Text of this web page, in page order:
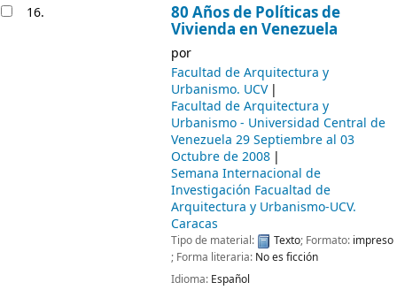
16. 80 Años de Políticas de
Vivienda en Venezuela
por
Facultad de Arquitectura y
Urbanismo. UCV
Facultad de Arquitectura y
Urbanismo - Universidad Central de
Venezuela 29 Septiembre al 03
Octubre de 2008
Semana Internacional de
Investigación Facualtad de
Arquitectura y Urbanismo-UCV.
Caracas
Tipo de material: Texto; Formato: impreso
; Forma literaria: No es ficción
Idioma: Español